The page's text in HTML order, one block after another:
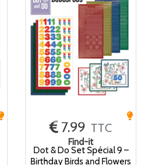
7.99 TTC
Find-it
Dot & Do Set Spécial 9 –
Birthday Birds and Flowers